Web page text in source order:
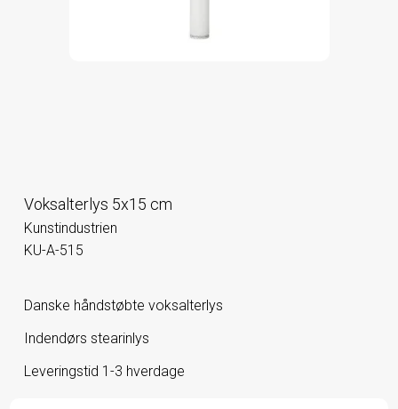
Voksalterlys 5x15 cm
Kunstindustrien
KU-A-515
Danske håndstøbte voksalterlys
Indendørs stearinlys
Leveringstid 1-3 hverdage